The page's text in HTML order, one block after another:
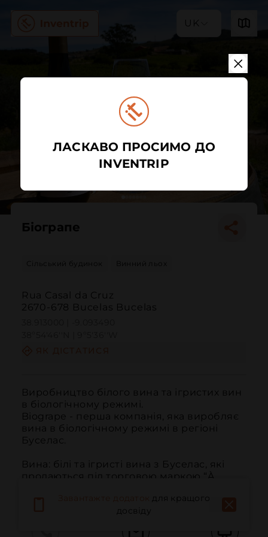
UK
Біограпе
Сільський будинок Винний льох
Rua Casal da Cruz
2670-678 Bucelas Bucelas
Виробництво білого вина та ігристих вин
в біологічному режимі.
Biogrape - перша компанія, яка виробляє
вина в біологічному режимі в регіоні
Буселас.
Вина: білі та ігристі вина з Буселас, які
продаються під торговою маркою “À
для кращого
досвіду
ЛАСКАВО ПРОСИМО ДО
INVENTRIP